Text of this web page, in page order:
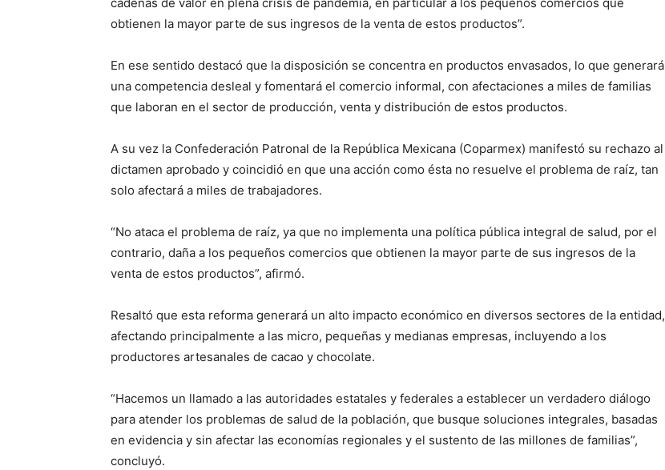
cadenas de valor en plena crisis de pandemia, en particular a los pequeños comercios que
obtienen la mayor parte de sus ingresos de la venta de estos productos”.
En ese sentido destacó que la disposición se concentra en productos envasados, lo que generará
una competencia desleal y fomentará el comercio informal, con afectaciones a miles de familias
que laboran en el sector de producción, venta y distribución de estos productos.
A su vez la Confederación Patronal de la República Mexicana (Coparmex) manifestó su rechazo al
dictamen aprobado y coincidió en que una acción como ésta no resuelve el problema de raíz, tan
solo afectará a miles de trabajadores.
“No ataca el problema de raíz, ya que no implementa una política pública integral de salud, por el
contrario, daña a los pequeños comercios que obtienen la mayor parte de sus ingresos de la
venta de estos productos”, afirmó.
Resaltó que esta reforma generará un alto impacto económico en diversos sectores de la entidad,
afectando principalmente a las micro, pequeñas y medianas empresas, incluyendo a los
productores artesanales de cacao y chocolate.
“Hacemos un llamado a las autoridades estatales y federales a establecer un verdadero diálogo
para atender los problemas de salud de la población, que busque soluciones integrales, basadas
en evidencia y sin afectar las economías regionales y el sustento de las millones de familias”,
concluyó.